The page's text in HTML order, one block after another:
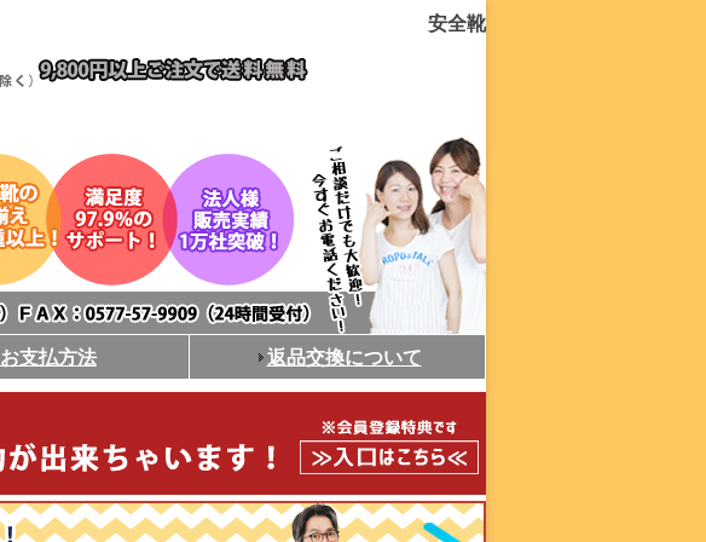
安全靴
お支払方法 返品交換について